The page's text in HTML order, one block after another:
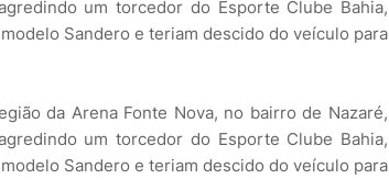
um torcedor do Esporte Clube Bahia,
Sandero e teriam descido do veículo para
da Arena Fonte Nova, no bairro de Nazaré,
um torcedor do Esporte Clube Bahia,
Sandero e teriam descido do veículo para